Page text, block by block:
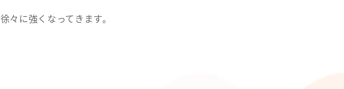
に強くなってきます。